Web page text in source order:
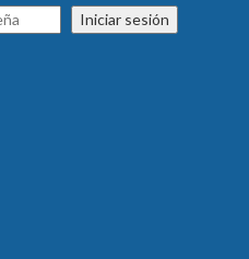
Iniciar sesión